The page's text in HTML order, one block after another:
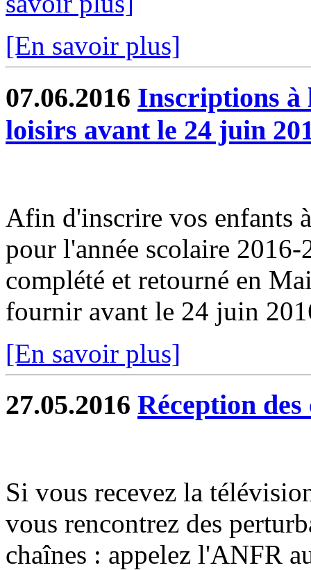
[En savoir plus]
07.06.2016 Inscriptions à
loisirs avant le 24 juin
Afin d'inscrire vos enfants
pour l'année scolaire
complété et retourné en
fournir avant le 24 juin
[En savoir plus]
27.05.2016 Réception
Si vous recevez la
vous rencontrez des
chaînes : appelez l'ANFR